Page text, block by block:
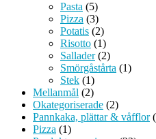
Pasta (5)
Pizza (3)
Potatis (2)
Risotto (1)
Sallader(2)
Smörgåstårta (1)
Stek (1)
Mellanmål (2)
Okategoriserade (2)
Pannkaka, plättar & våfflor
Pizza (1)